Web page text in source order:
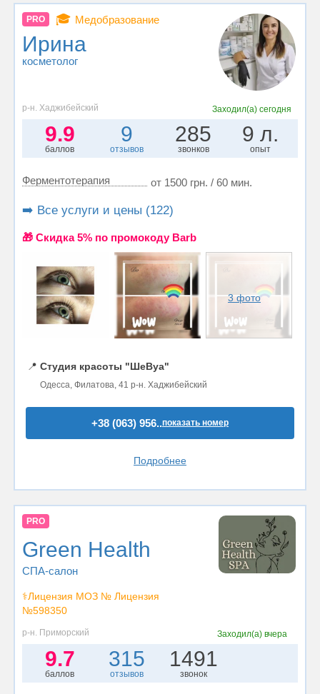
PRO 🎓 Медобразование
Ирина
косметолог
р-н. Хаджибейский Заходил(а)сегодня
9.9
баллов
9
отзывов
285
звонков
9 л.
опыт
Ферментотерапия от 1500 грн. / 60 мин.
➡️ Все услуги и цены (122)
🎁 Cкидка 5% по промокоду Barb
3 фото
📍 Студия красоты "ШеВуа"
Одесса, Филатова, 41 р-н. Хаджибейский
+38 (063) 956..показать номер
Подробнее
PRO
Green Health
СПА-салон
⚕️Лицензия МОЗ № Лицензия
№598350
р-н. Приморский Заходил(а) вчера
9.7
баллов
315
отзывов
1491
звонок